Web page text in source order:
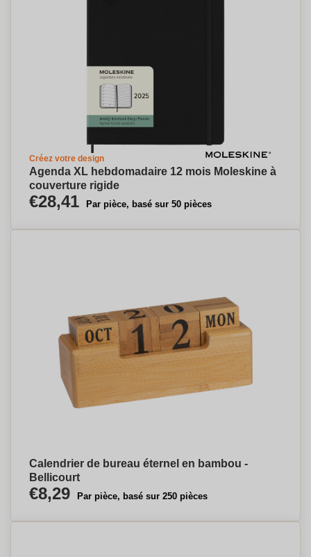
Créez votre design
Agenda XL hebdomadaire 12 mois Moleskine à
couverture rigide
€28,41 Par pièce, basé sur 50 pièces
Calendrier de bureau éternel en bambou -
Bellicourt
€8,29 Par pièce, basé sur 250 pièces